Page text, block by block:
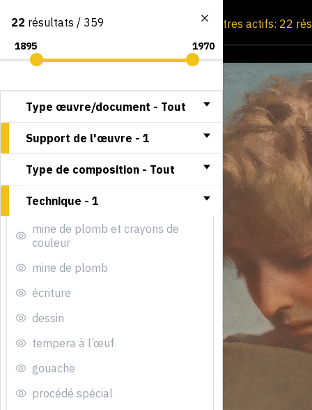
Consultation par image Filtres actifs: 22
22 résultats / 359
Type œuvre/document - Tout
Support de l'œuvre - 1
Type de composition - Tout
Technique - 1
mine de plomb et crayons de
couleur
mine de plomb
écriture
dessin
tempera à l’œuf
gouache
procédé spécial